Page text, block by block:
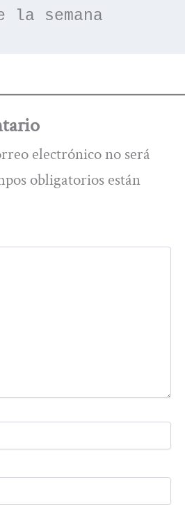
la semana
electrónico no será
obligatorios están